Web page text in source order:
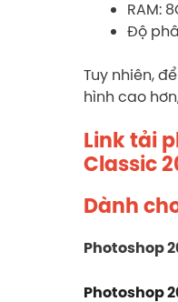
RAM:
Độ
Tuy nhiên,
hình cao
Link tải
Classic
Dành
Photoshop
Photoshop